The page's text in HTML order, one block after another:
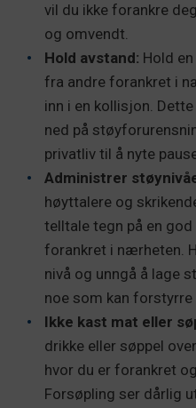
vil du ikke forankre
og omvendt.
Hold avstand: Hold
fra andre forankret i
inn i en kollisjon.
ned på
privatliv til å nyte
Administrer
høyttalere og
telltale tegn på en
forankret i nærheten.
nivå og unngå å lage
noe som kan forstyrre
Ikke kast mat eller
drikke eller søppel
hvor du er forankret
Forsøpling ser dårlig